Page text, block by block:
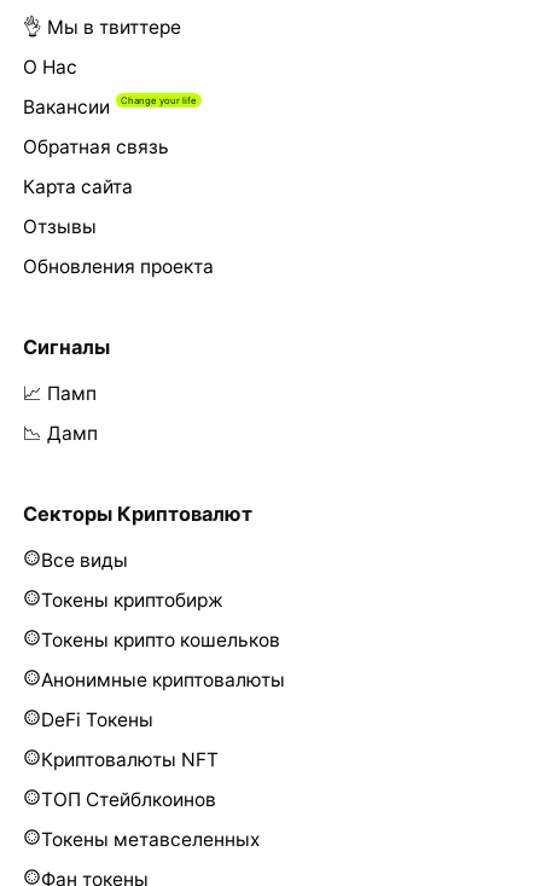
👌 Мы в твиттере
О Нас
Вакансии
Обратная связь
Карта сайта
Отзывы
Обновления проекта
Сигналы
📈 Памп
📉 Дамп
Секторы Криптовалют
Все виды
Токены криптобирж
Токены крипто кошельков
Анонимные криптовалюты
DeFi Токены
Криптовалюты NFT
ТОП Стейблкоинов
Токены метавселенных
Фан токены